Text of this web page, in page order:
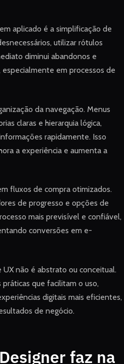
aplicado é a simplificação de
utilizar rótulos
diminui abandonos e
em processos de
da navegação. Menus
claras e hierarquia lógica,
rapidamente. Isso
a experiência e aumenta a
fluxos de compra otimizados.
de progresso e opções de
mais previsível e confiável,
conversões em e-
não é abstrato ou conceitual.
que facilitam o uso,
digitais mais eficientes,
de negócio.
faz na